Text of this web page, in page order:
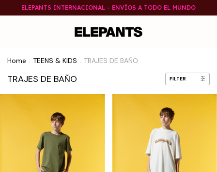
ELEPANTS INTERNACIONAL - ENVÍOS A TODO EL MUNDO
Home . TEENS & KIDS . TRAJES DE BAÑO
TRAJES DE BAÑO FILTER